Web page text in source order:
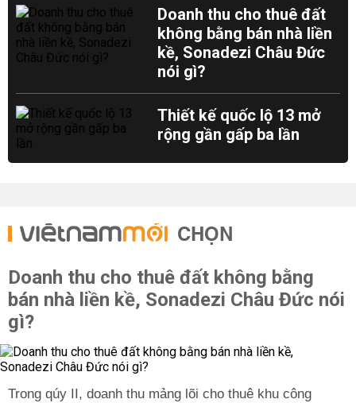
Doanh thu cho thuê đất
không bằng bán nhà liền
kề, Sonadezi Châu Đức
nói gì?
Thiết kế quốc lộ 13 mở
rộng gần gấp ba lần
CHỌN
Doanh thu cho thuê đất không bằng
bán nhà liền kề, Sonadezi Châu Đức nói
gì?
Trong qúy II, doanh thu mảng lõi cho thuê khu công